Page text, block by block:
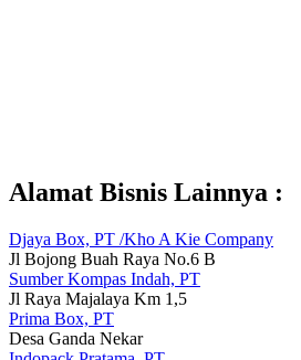
Alamat Bisnis Lainnya :
Djaya Box, PT /Kho A Kie Company
Jl Bojong Buah Raya No.6 B
Sumber Kompas Indah, PT
Jl Raya Majalaya Km 1,5
Prima Box, PT
Desa Ganda Nekar